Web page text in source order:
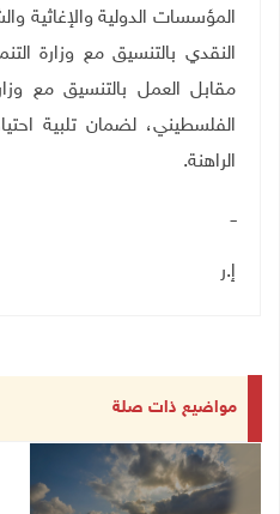
المؤسسات الدولية والإغاثية
النقدي بالتنسيق مع وزارة
مقابل العمل بالتنسيق مع
الفلسطيني، لضمان تلبية
الراهنة.
ــ
إ.ر
مواضيع ذات صلة